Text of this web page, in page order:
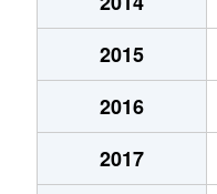
2015
2016
2017